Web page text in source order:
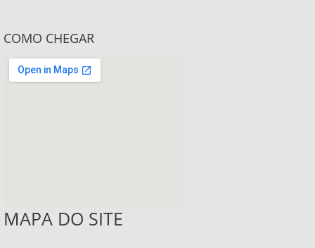
COMO CHEGAR
MAPA DO SITE